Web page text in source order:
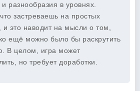
разнообразия в уровнях.
застреваешь на простых
и это наводит на мысли о том,
ещё можно было бы раскрутить
В целом, игра может
но требует доработки.